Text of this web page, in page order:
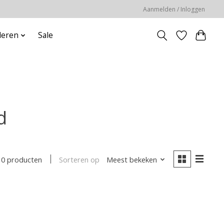
Aanmelden / Inloggen
Sale
0 producten Sorteren op Meest bekeken